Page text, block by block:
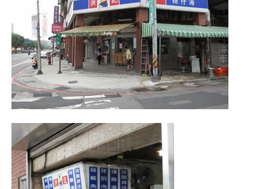
日記簿
餐桌週記
享樂隨手拍
照相簿
影音區
創意出版服務
歷史區
關於Yilan